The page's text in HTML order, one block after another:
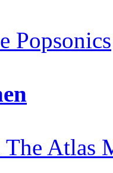
Popsonics
Atlas